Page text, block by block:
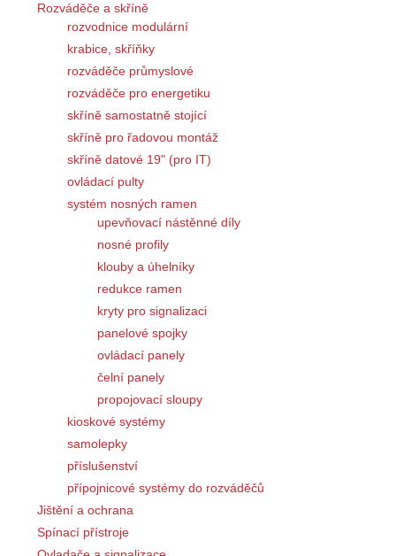
Rozváděče a skříně
rozvodnice modulární
krabice, skříňky
rozváděče průmyslové
rozváděče pro energetiku
skříně samostatně stojící
skříně pro řadovou montáž
skříně datové 19" (pro IT)
ovládací pulty
systém nosných ramen
upevňovací nástěnné díly
nosné profily
klouby a úhelníky
redukce ramen
kryty pro signalizaci
panelové spojky
ovládací panely
čelní panely
propojovací sloupy
kioskové systémy
samolepky
příslušenství
přípojnicové systémy do rozváděčů
Jištění a ochrana
Spínací přístroje